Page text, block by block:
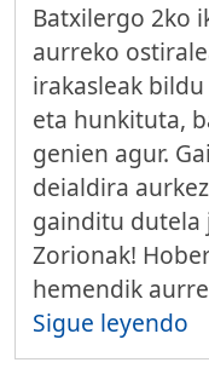
Batxilergo 2ko
aurreko
irakasleak
eta hunkituta,
genien agur.
deialdira
gainditu dutela
Zorionak!
hemendik
Sigue leyendo